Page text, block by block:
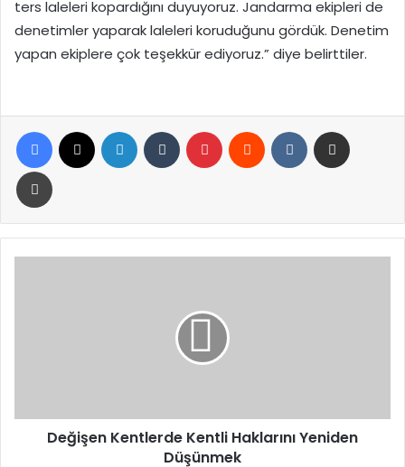
ters laleleri kopardığını duyuyoruz. Jandarma ekipleri de
denetimler yaparak laleleri koruduğunu gördük. Denetim
yapan ekiplere çok teşekkür ediyoruz.” diye belirttiler.
Facebook LinkedIn Tumblr Pinterest Reddit VKontakte
Yazdır
Değişen Kentlerde Kentli Haklarını Yeniden
Düşünmek